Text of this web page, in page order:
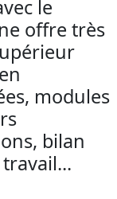
le
offre très
modules
bilan